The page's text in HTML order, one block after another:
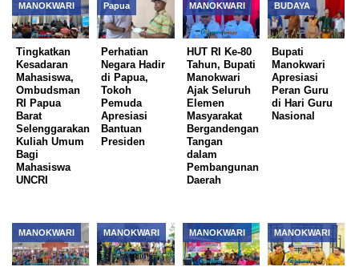
MANOKWARI
Tingkatkan
Kesadaran
Mahasiswa,
Ombudsman
RI Papua
Barat
Selenggarakan
Kuliah Umum
Bagi
Mahasiswa
UNCRI
Papua
Perhatian
Negara Hadir
di Papua,
Tokoh
Pemuda
Apresiasi
Bantuan
Presiden
MANOKWARI
HUT RI Ke-80
Tahun, Bupati
Manokwari
Ajak Seluruh
Elemen
Masyarakat
Bergandengan
Tangan
dalam
Pembangunan
Daerah
BUDAYA
Bupati
Manokwari
Apresiasi
Peran Guru
di Hari Guru
Nasional
MANOKWARI MANOKWARI MANOKWARI MANOKWARI